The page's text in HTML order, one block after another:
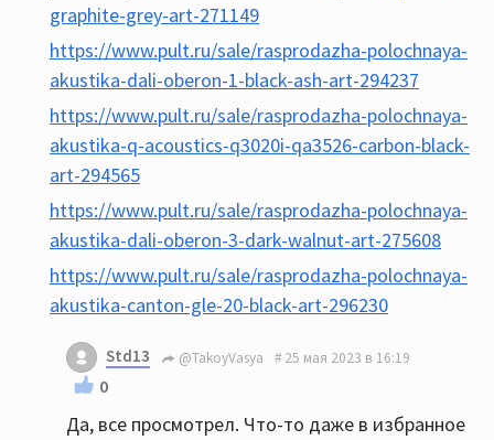
graphite-grey-art-271149
https://www.pult.ru/sale/rasprodazha-polochnaya-
akustika-dali-oberon-1-black-ash-art-294237
https://www.pult.ru/sale/rasprodazha-polochnaya-
akustika-q-acoustics-q3020i-qa3526-carbon-black-
art-294565
https://www.pult.ru/sale/rasprodazha-polochnaya-
akustika-dali-oberon-3-dark-walnut-art-275608
https://www.pult.ru/sale/rasprodazha-polochnaya-
akustika-canton-gle-20-black-art-296230
Std13 @TakoyVasya 25 мая 2023 в 16:19
0
Да, все просмотрел. Что-то даже в избранное